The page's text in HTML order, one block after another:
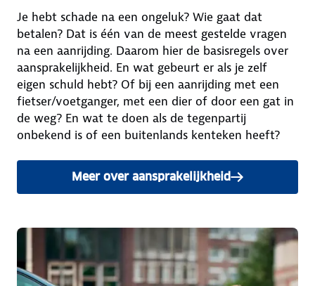
Je hebt schade na een ongeluk? Wie gaat dat
betalen? Dat is één van de meest gestelde vragen
na een aanrijding. Daarom hier de basisregels over
aansprakelijkheid. En wat gebeurt er als je zelf
eigen schuld hebt? Of bij een aanrijding met een
fietser/voetganger, met een dier of door een gat in
de weg? En wat te doen als de tegenpartij
onbekend is of een buitenlands kenteken heeft?
Meer over aansprakelijkheid